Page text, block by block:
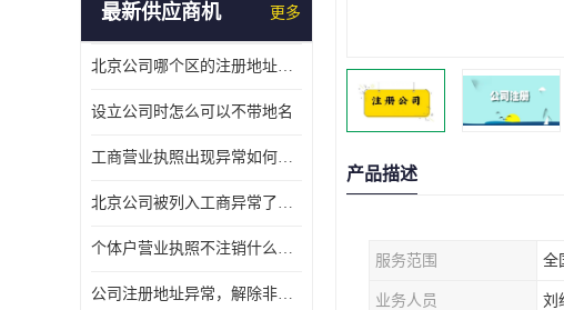
最新供应商机 更多
北京公司哪个区的注册地址靠谱
设立公司时怎么可以不带地名
工商营业执照出现异常如何处理
北京公司被列入工商异常了该怎么处理呢？
个体户营业执照不注销什么后果？
公司注册地址异常，解除非正常所需资料及流程
产品描述
服务范围 全
业务人员 刘